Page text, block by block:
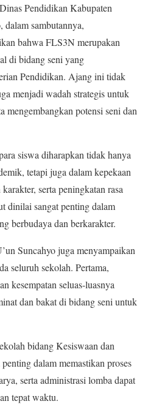
Pendidikan Kabupaten
dalam sambutannya,
bahwa FLS3N merupakan
di bidang seni yang
Pendidikan. Ajang ini tidak
menjadi wadah strategis untuk
mengembangkan potensi seni dan
siswa diharapkan tidak hanya
tetapi juga dalam kepekaan
serta peningkatan rasa
dinilai sangat penting dalam
berbudaya dan berkarakter.
Suncahyo juga menyampaikan
seluruh sekolah. Pertama,
kesempatan seluas-luasnya
dan bakat di bidang seni untuk
bidang Kesiswaan dan
dalam memastikan proses
serta administrasi lomba dapat
tepat waktu.